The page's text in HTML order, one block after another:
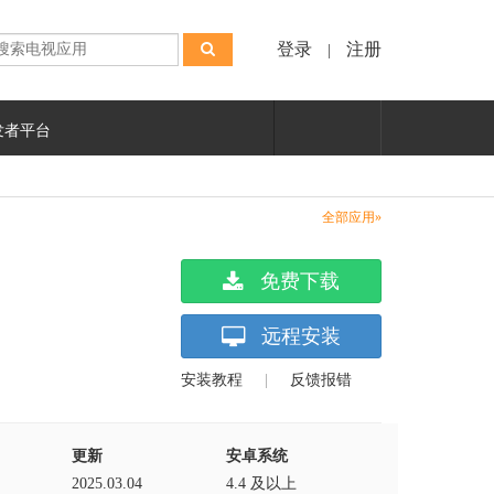
登录 注册
者平台
全部应用»
免费下载
远程安装
安装教程 反馈报错
更新
2025.03.04
安卓系统
4.4 及以上